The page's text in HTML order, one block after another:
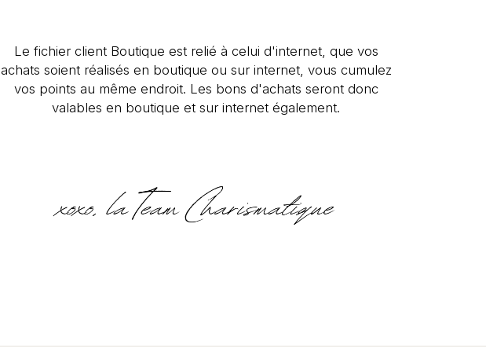
Le fichier client Boutique est relié à celui d'internet, que vos
achats soient réalisés en boutique ou sur internet, vous cumulez
vos points au même endroit. Les bons d'achats seront donc
valables en boutique et sur internet également.